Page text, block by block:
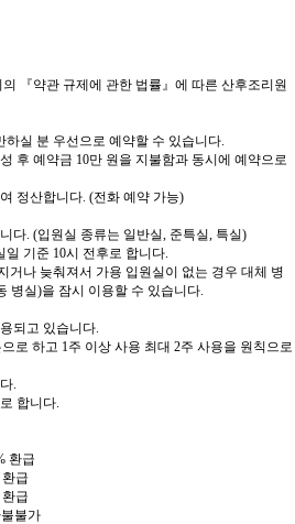
『약관 규제에 관한 법률』에 따른 산후조리원
하실 분 우선으로 예약할 수 있습니다.
후 예약금 10만 원을 지불함과 동시에 예약으로
정산합니다. (전화 예약 가능)
다. (입원실 종류는 일반실, 준특실, 특실)
기준 10시 전후로 합니다.
거나 늦춰져서 가용 입원실이 없는 경우 대체 병
병실)을 잠시 이용할 수 있습니다.
되고 있습니다.
로 하고 1주 이상 사용 최대 2주 사용을 원칙으로
.
합니다.
환급
급
급
불가